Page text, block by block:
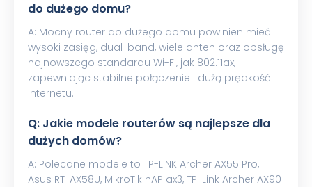
do dużego domu?
A: Mocny router do dużego domu powinien mieć
wysoki zasięg, dual-band, wiele anten oraz obsługę
najnowszego standardu Wi-Fi, jak 802.11ax,
zapewniając stabilne połączenie i dużą prędkość
internetu.
Q: Jakie modele routerów są najlepsze dla
dużych domów?
A: Polecane modele to TP-LINK Archer AX55 Pro,
Asus RT-AX58U, MikroTik hAP ax3, TP-Link Archer AX90